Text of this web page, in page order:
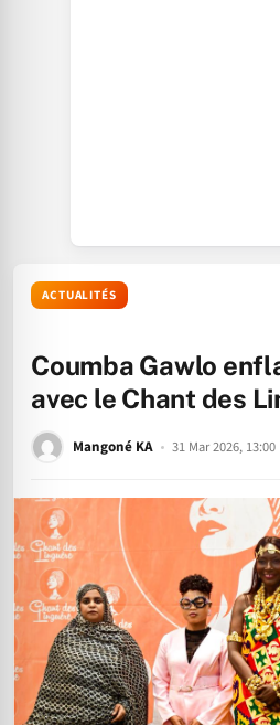
ACTUALITÉS
Coumba Gawlo
avec le Chant des
Mangoné KA 31 Mar 2026, 13:00